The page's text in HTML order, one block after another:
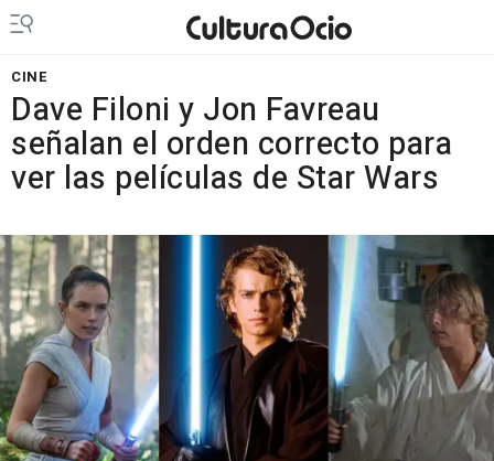
CINE
Dave Filoni y Jon Favreau
señalan el orden correcto para
ver las películas de Star Wars